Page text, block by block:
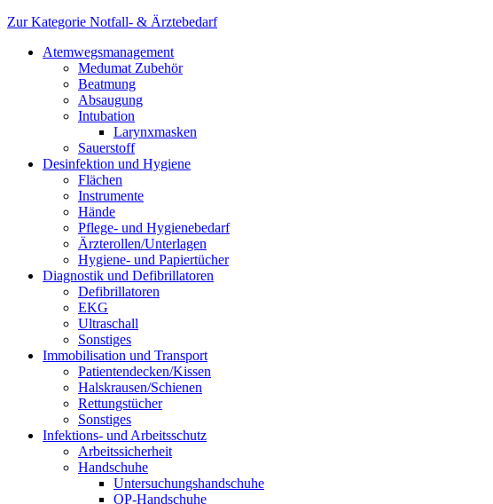
Zur Kategorie Notfall- & Ärztebedarf
Atemwegsmanagement
Medumat Zubehör
Beatmung
Absaugung
Intubation
Larynxmasken
Sauerstoff
Desinfektion und Hygiene
Flächen
Instrumente
Hände
Pflege- und Hygienebedarf
Ärzterollen/Unterlagen
Hygiene- und Papiertücher
Diagnostik und Defibrillatoren
Defibrillatoren
EKG
Ultraschall
Sonstiges
Immobilisation und Transport
Patientendecken/Kissen
Halskrausen/Schienen
Rettungstücher
Sonstiges
Infektions- und Arbeitsschutz
Arbeitssicherheit
Handschuhe
Untersuchungshandschuhe
OP-Handschuhe